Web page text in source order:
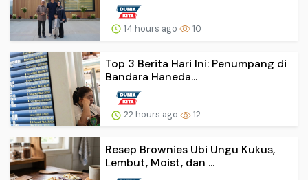
14 hours ago 10
Top 3 Berita Hari Ini: Penumpang di
Bandara Haneda...
22 hours ago 12
Resep Brownies Ubi Ungu Kukus,
Lembut, Moist, dan ...